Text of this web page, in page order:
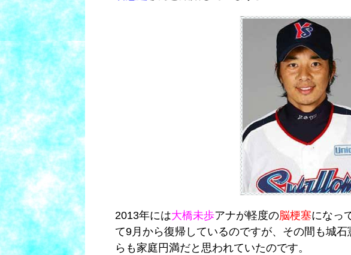
2013年には大橋未歩アナが軽度の脳梗塞になっ
て9月から復帰しているのですが、その間も城
らも家庭円満だと思われていたのです。